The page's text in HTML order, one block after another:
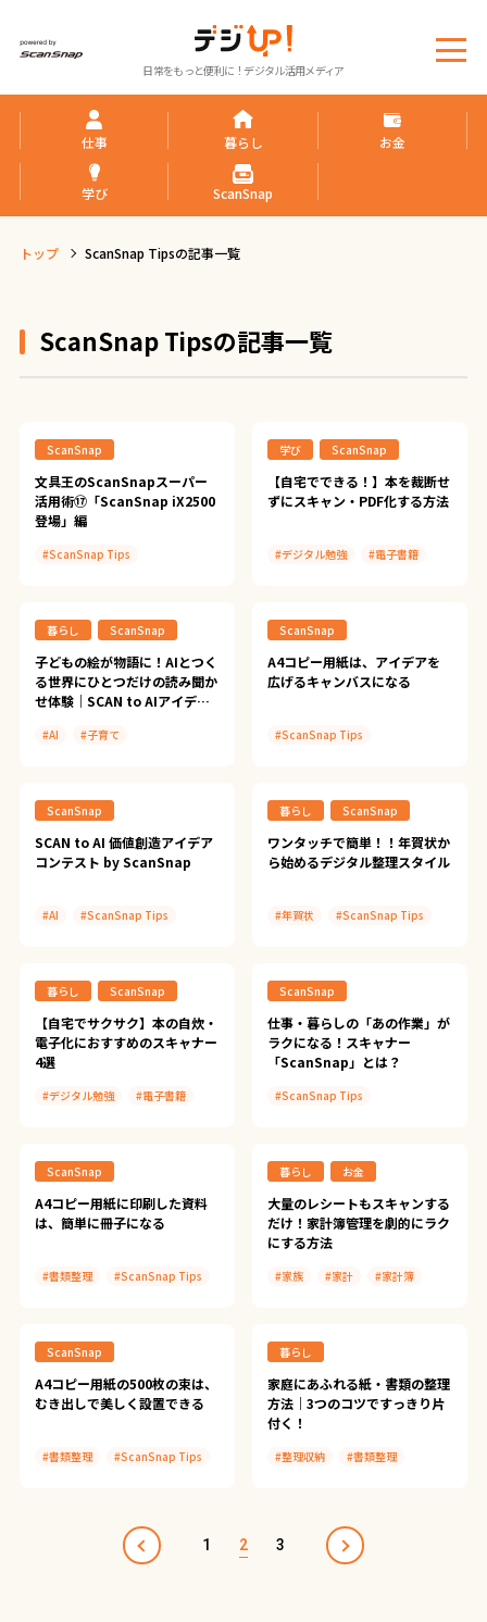
日常をもっと便利に！デジタル活用メディア
メ
ニ
仕事 暮らし お金
学び ScanSnap
トップ ScanSnap Tipsの記事一覧
ScanSnap Tipsの記事一覧
ScanSnap
文具王のScanSnapスーパー
活用術⑰「ScanSnap iX2500
登場」編
#ScanSnap Tips
#文具王のScanSnapスーパー活
学び ScanSnap
【自宅でできる！】本を裁断せ
ずにスキャン・PDF化する方法
#デジタル勉強
#電子書籍
暮らし
ScanSnap
子どもの絵が物語に！AIとつく
る世界にひとつだけの読み聞か
せ体験｜SCAN to AIアイディ
#AI
#子育て
#SCANtoAI
ScanSnap
A4コピー用紙は、アイデアを
広げるキャンバスになる
#ScanSnap Tips
ScanSnap
SCAN to AI 価値創造アイデア
コンテスト by ScanSnap
#AI
#ScanSnap Tips
暮らし ScanSnap
ワンタッチで簡単！！年賀状か
ら始めるデジタル整理スタイル
#年賀状
#ScanSnap Tips
暮らし ScanSnap
【自宅でサクサク】本の自炊・
電子化におすすめのスキャナー
4選
#デジタル勉強
#電子書籍
#ScanSnap iX2400
#ScanSnap iX1300
#ScanSnap SV600
ScanSnap
仕事・暮らしの「あの作業」が
ラクになる！スキャナー
「ScanSnap」とは？
#ScanSnap Tips
#ScanSnap iX1300
#ScanSnap iX110
#ScanSnap iX100
#ScanSnap SV600
#スキャン
ScanSnap
A4コピー用紙に印刷した資料
は、簡単に冊子になる
#書類整理
#ScanSnap Tips
暮らし お金
大量のレシートもスキャンする
だけ！家計簿管理を劇的にラク
にする方法
#家族 #家計
#家計簿
ScanSnap
A4コピー用紙の500枚の束は、
むき出しで美しく設置できる
#書類整理
#ScanSnap Tips
暮らし
家庭にあふれる紙・書類の整理
方法｜3つのコツですっきり片
付く！
#整理収納
#書類整理
1 2 3